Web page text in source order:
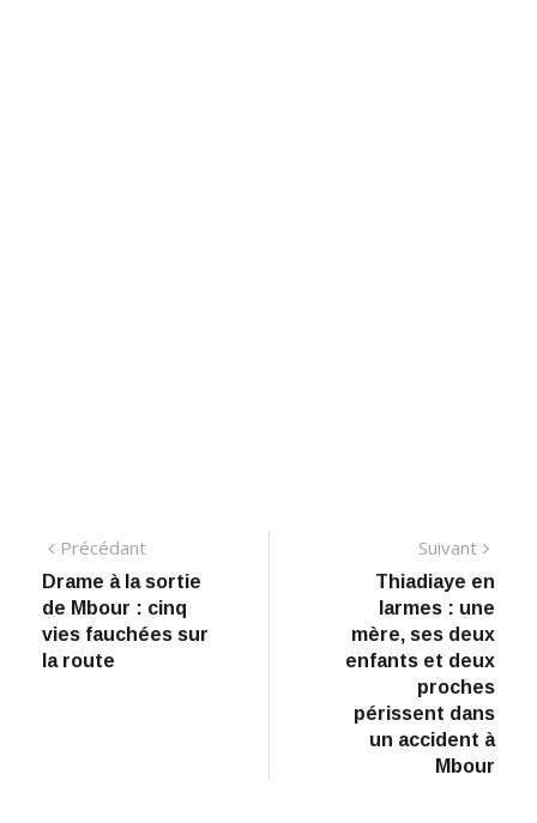
Navigation
de
l’article
PrécédantPrécédant:
Drame à la sortie
de Mbour : cinq
vies fauchées sur
la route
Suivant
Thiadiaye en
larmes : une
mère, ses deux
enfants et deux
proches
périssent dans
un accident à
Mbour